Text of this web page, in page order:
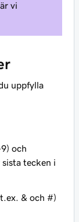
vi
uppfylla
och
tecken i
& och #)